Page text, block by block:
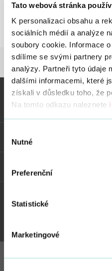
Tato webová stránka
K personalizaci obsahu a
sociálních médií a analýze
soubory cookie. Informace
sdílíme se svými partnery
analýzy. Partneři tyto údaje
dalšími informacemi, které
získali v důsledku toho, že
Na tomto odkazu naleznete
souhlasu
Nutné
Preferenční
Statistické
Marketingové
Kontakty
Vyhledat na webu
Nepodařilo se nám najít,
znovu.
STRÁNKA
Vybrané informace
Odkazy
Weby FS